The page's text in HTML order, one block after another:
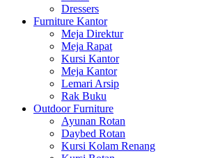
Dressers
Furniture Kantor
Meja Direktur
Meja Rapat
Kursi Kantor
Meja Kantor
Lemari Arsip
Rak Buku
Outdoor Furniture
Ayunan Rotan
Daybed Rotan
Kursi Kolam Renang